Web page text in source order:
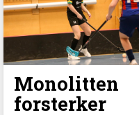
Monolitten
forsterker